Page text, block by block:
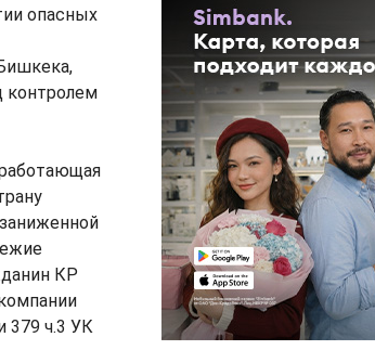
опасных
контролем
КР
379 ч.3 УК